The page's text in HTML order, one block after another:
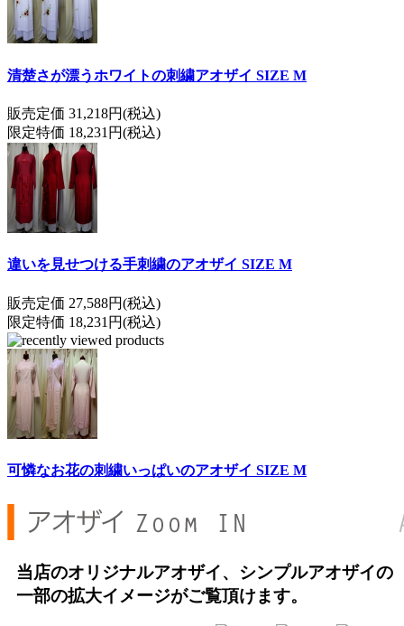
清楚さが漂うホワイトの刺繍アオザイ SIZE M
販売定価 31,218円(税込)
限定特価 18,231円(税込)
違いを見せつける手刺繍のアオザイ SIZE M
販売定価 27,588円(税込)
限定特価 18,231円(税込)
可憐なお花の刺繍いっぱいのアオザイ SIZE M
当店のオリジナルアオザイ、シンプルアオザイの
一部の拡大イメージがご覧頂けます。